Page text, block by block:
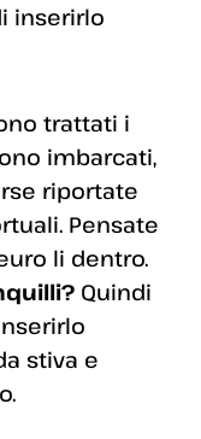
inserirlo
trattati i
imbarcati,
riportate
Pensate
li dentro.
Quindi
stiva e